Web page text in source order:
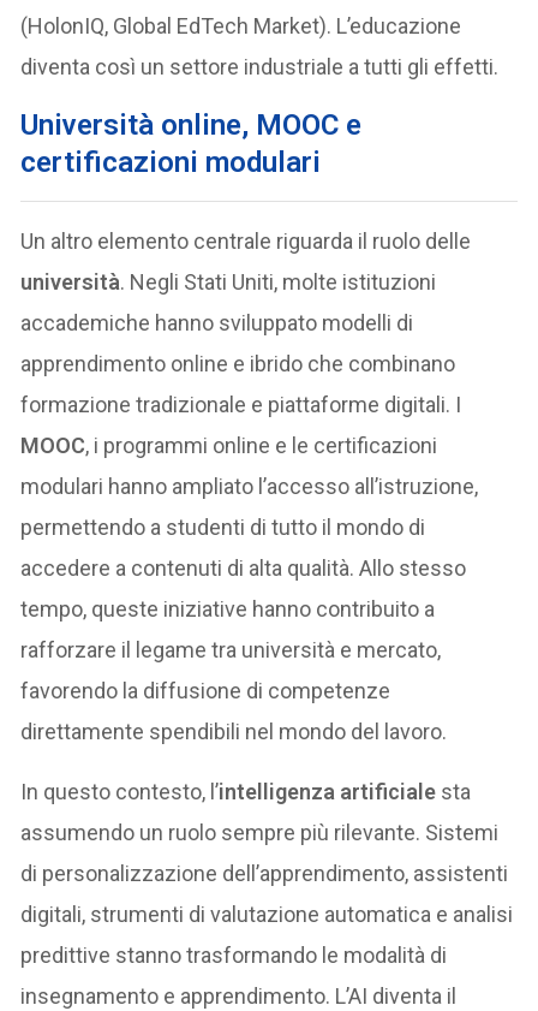
(HolonIQ, Global EdTech Market). L’educazione
diventa così un settore industriale a tutti gli effetti.
Università online, MOOC e
certificazioni modulari
Un altro elemento centrale riguarda il ruolo delle
università. Negli Stati Uniti, molte istituzioni
accademiche hanno sviluppato modelli di
apprendimento online e ibrido che combinano
formazione tradizionale e piattaforme digitali. I
MOOC, i programmi online e le certificazioni
modulari hanno ampliato l’accesso all’istruzione,
permettendo a studenti di tutto il mondo di
accedere a contenuti di alta qualità. Allo stesso
tempo, queste iniziative hanno contribuito a
rafforzare il legame tra università e mercato,
favorendo la diffusione di competenze
direttamente spendibili nel mondo del lavoro.
In questo contesto, l’intelligenza artificiale sta
assumendo un ruolo sempre più rilevante. Sistemi
di personalizzazione dell’apprendimento, assistenti
digitali, strumenti di valutazione automatica e analisi
predittive stanno trasformando le modalità di
insegnamento e apprendimento. L’AI diventa il